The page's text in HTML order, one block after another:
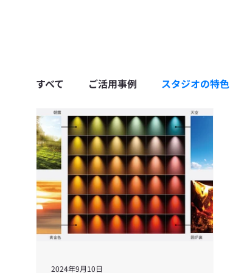
すべて ご活用事例 スタジオの特色
2024年9月10日